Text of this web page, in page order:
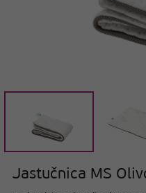
Jastučnica MS